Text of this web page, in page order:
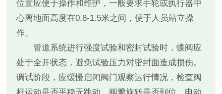
位置应便于操作和维护，一般要求手轮或执行器中
心离地面高度在0.8-1.5米之间，便于人员站立操
作。
管道系统进行强度试验和密封试验时，蝶阀应
处于全开状态，避免试验压力对密封面造成损伤。
调试阶段，应缓慢启闭阀门观察运行情况，检查阀